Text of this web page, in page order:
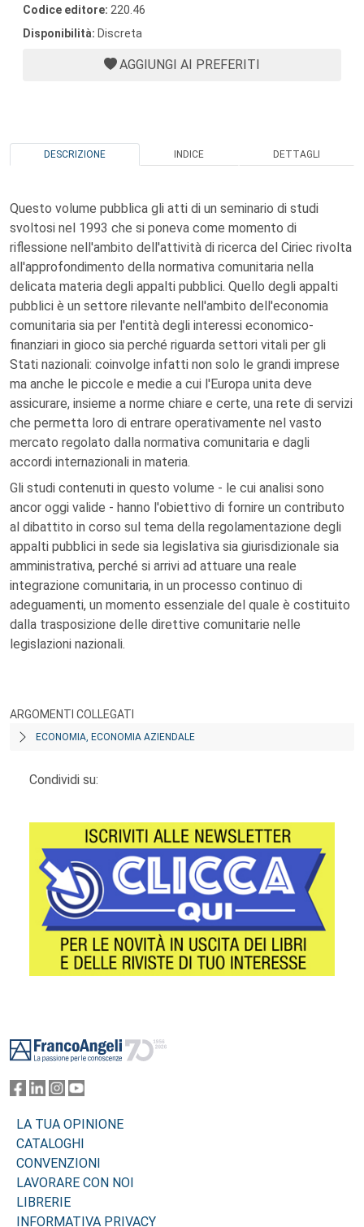
Codice editore: 220.46
Disponibilità: Discreta
AGGIUNGI AI PREFERITI
DESCRIZIONE INDICE DETTAGLI
Questo volume pubblica gli atti di un seminario di studi
svoltosi nel 1993 che si poneva come momento di
riflessione nell'ambito dell'attività di ricerca del Ciriec rivolta
all'approfondimento della normativa comunitaria nella
delicata materia degli appalti pubblici. Quello degli appalti
pubblici è un settore rilevante nell'ambito dell'economia
comunitaria sia per l'entità degli interessi economico-
finanziari in gioco sia perché riguarda settori vitali per gli
Stati nazionali: coinvolge infatti non solo le grandi imprese
ma anche le piccole e medie a cui l'Europa unita deve
assicurare, insieme a norme chiare e certe, una rete di servizi
che permetta loro di entrare operativamente nel vasto
mercato regolato dalla normativa comunitaria e dagli
accordi internazionali in materia.
Gli studi contenuti in questo volume - le cui analisi sono
ancor oggi valide - hanno l'obiettivo di fornire un contributo
al dibattito in corso sul tema della regolamentazione degli
appalti pubblici in sede sia legislativa sia giurisdizionale sia
amministrativa, perché si arrivi ad attuare una reale
integrazione comunitaria, in un processo continuo di
adeguamenti, un momento essenziale del quale è costituito
dalla trasposizione delle direttive comunitarie nelle
legislazioni nazionali.
ARGOMENTI COLLEGATI
ECONOMIA, ECONOMIA AZIENDALE
Condividi su:
LA TUA OPINIONE
CATALOGHI
CONVENZIONI
LAVORARE CON NOI
LIBRERIE
INFORMATIVA PRIVACY